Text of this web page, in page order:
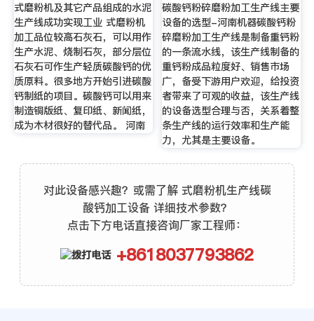
式磨粉机及其它产品组成的水泥
生产线成功实现工业 式磨粉机
加工品位较高石灰石，可以用作
生产水泥、烧制石灰，部分层位
石灰石可作生产轻质碳酸钙的优
质原料。很多地方开始引进碳酸
钙制纸的项目。碳酸钙可以用来
制造铜版纸、复印纸、新闻纸，
成为木材很好的替代品。 河南
碳酸钙粉碎磨粉加工生产线主要
设备的选型-河南机器碳酸钙粉
碎磨粉加工生产线是制备重钙粉
的一条流水线，该生产线制备的
重钙粉成品粒度好、销售市场
广，备受下游用户欢迎，给投资
者带来了可观的收益，该生产线
的设备选型合理与否，关系着整
条生产线的运行效率和生产能
力，尤其是主要设备。
对此设备感兴趣？或需了解 式磨粉机生产线碳
酸钙加工设备 详细技术参数？
点击下方电话直接咨询厂家工程师：
+8618037793862